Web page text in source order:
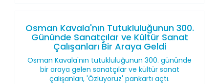
Osman Kavala'nın Tutukluluğunun 300.
Gününde Sanatçılar ve Kültür Sanat
Çalışanları Bir Araya Geldi
Osman Kavala'nın tutukluluğunun 300. gününde
bir araya gelen sanatçılar ve kültür sanat
çalışanları, 'Özlüyoruz' pankartı açtı.